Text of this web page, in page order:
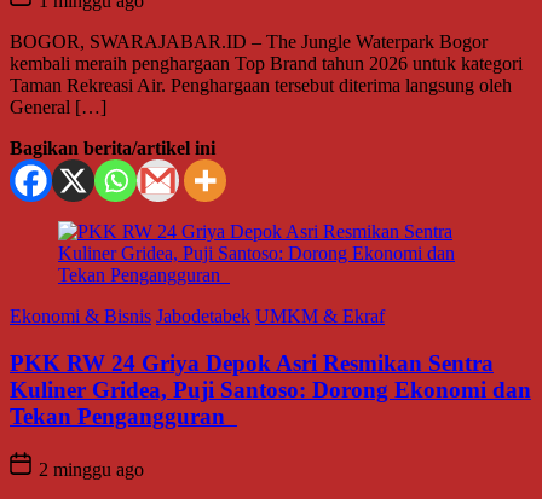
BOGOR, SWARAJABAR.ID – The Jungle Waterpark Bogor
kembali meraih penghargaan Top Brand tahun 2026 untuk kategori
Taman Rekreasi Air. Penghargaan tersebut diterima langsung oleh
General […]
Bagikan berita/artikel ini
Ekonomi & Bisnis Jabodetabek UMKM & Ekraf
PKK RW 24 Griya Depok Asri Resmikan Sentra
Kuliner Gridea, Puji Santoso: Dorong Ekonomi dan
Tekan Pengangguran
2 minggu ago